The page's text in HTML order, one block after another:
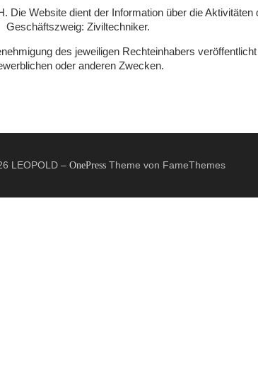
Die Website dient der Information über die Aktivitäten
Geschäftszweig: Ziviltechniker.
des jeweiligen Rechteinhabers
oder anderen Zwecken.
LEOPOLD – OnePress Theme von FameThemes